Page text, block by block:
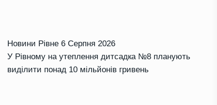
Новини Рівне 6 Серпня 2026
У Рівному на утеплення дитсадка №8 планують
виділити понад 10 мільйонів гривень